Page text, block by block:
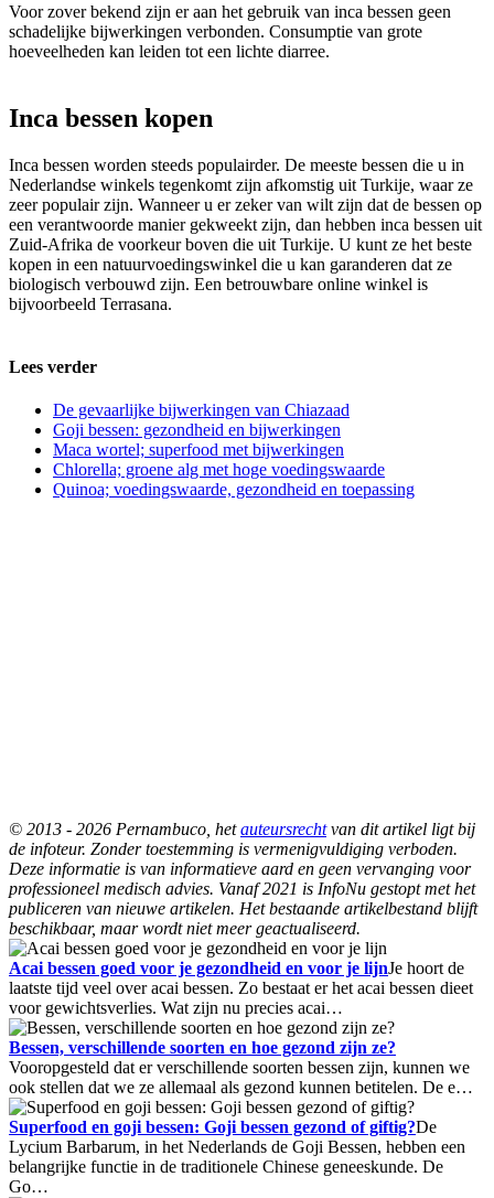
Voor zover bekend zijn er aan het gebruik van inca bessen geen
schadelijke bijwerkingen verbonden. Consumptie van grote
hoeveelheden kan leiden tot een lichte diarree.
Inca bessen kopen
Inca bessen worden steeds populairder. De meeste bessen die u in
Nederlandse winkels tegenkomt zijn afkomstig uit Turkije, waar ze
zeer populair zijn. Wanneer u er zeker van wilt zijn dat de bessen op
een verantwoorde manier gekweekt zijn, dan hebben inca bessen uit
Zuid-Afrika de voorkeur boven die uit Turkije. U kunt ze het beste
kopen in een natuurvoedingswinkel die u kan garanderen dat ze
biologisch verbouwd zijn. Een betrouwbare online winkel is
bijvoorbeeld Terrasana.
Lees verder
De gevaarlijke bijwerkingen van Chiazaad
Goji bessen: gezondheid en bijwerkingen
Maca wortel; superfood met bijwerkingen
Chlorella; groene alg met hoge voedingswaarde
Quinoa; voedingswaarde, gezondheid en toepassing
© 2013 - 2026 Pernambuco, hetauteursrechtvan dit artikel ligt bij
de infoteur. Zonder toestemming is vermenigvuldiging verboden.
Deze informatie is van informatieve aard en geen vervanging voor
professioneel medisch advies. Vanaf 2021 is InfoNu gestopt met het
publiceren van nieuwe artikelen. Het bestaande artikelbestand blijft
beschikbaar, maar wordt niet meer geactualiseerd.
Acai bessen goed voor je gezondheid en voor je lijnJe hoort de
laatste tijd veel over acai bessen. Zo bestaat er het acai bessen dieet
voor gewichtsverlies. Wat zijn nu precies acai…
Bessen, verschillende soorten en hoe gezond zijn ze?
Vooropgesteld dat er verschillende soorten bessen zijn, kunnen we
ook stellen dat we ze allemaal als gezond kunnen betitelen. De e…
Superfood en goji bessen: Goji bessen gezond of giftig?De
Lycium Barbarum, in het Nederlands de Goji Bessen, hebben een
belangrijke functie in de traditionele Chinese geneeskunde. De
Go…